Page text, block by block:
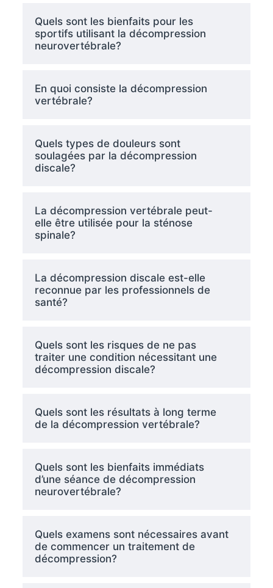
Quels sont les bienfaits pour les
sportifs utilisant la décompression
neurovertébrale?
En quoi consiste la décompression
vertébrale?
Quels types de douleurs sont
soulagées par la décompression
discale?
La décompression vertébrale peut-
elle être utilisée pour la sténose
spinale?
La décompression discale est-elle
reconnue par les professionnels de
santé?
Quels sont les risques de ne pas
traiter une condition nécessitant une
décompression discale?
Quels sont les résultats à long terme
de la décompression vertébrale?
Quels sont les bienfaits immédiats
d’une séance de décompression
neurovertébrale?
Quels examens sont nécessaires avant
de commencer un traitement de
décompression?